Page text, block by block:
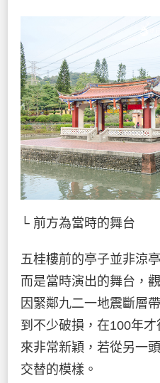
└ 前方為當時的舞台
五桂樓前的亭子並非涼
而是當時演出的舞台，
因緊鄰九二一地震斷層
到不少破損，在100年
來非常新穎，若從另一
交替的模樣。